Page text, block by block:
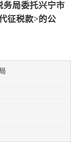
务局委托兴宁市
征税款>的公